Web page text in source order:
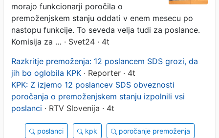
morajo funkcionarji poročila o
premoženjskem stanju oddati v enem mesecu po
nastopu funkcije. To seveda velja tudi za poslance.
Komisija za … · Svet24 · 4t
Razkritje premoženja: 12 poslancem SDS grozi, da
jih bo oglobila KPK · Reporter · 4t
KPK: Z izjemo 12 poslancev SDS obveznosti
poročanja o premoženjskem stanju izpolnili vsi
poslanci · RTV Slovenija · 4t
poslanci kpk poročanje premoženja